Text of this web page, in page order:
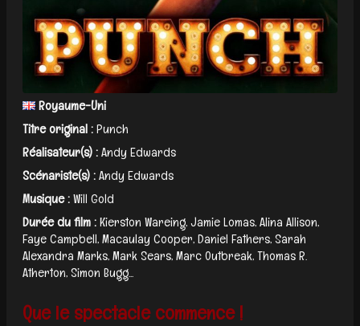
Royaume-Uni
Titre original :Punch
Réalisateur(s) :Andy Edwards
Scénariste(s) :Andy Edwards
Musique :Will Gold
Durée du film :Kierston Wareing, Jamie Lomas, Alina Allison,
Faye Campbell, Macaulay Cooper, Daniel Fathers, Sarah
Alexandra Marks, Mark Sears, Marc Outbreak, Thomas R.
Atherton, Simon Bugg...
Que le spectacle commence !